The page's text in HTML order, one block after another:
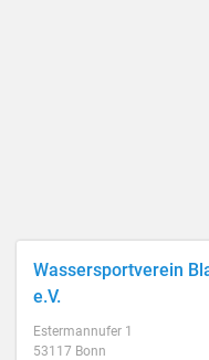
Wassersportverein
e.V.
Estermannufer 1
53117 Bonn